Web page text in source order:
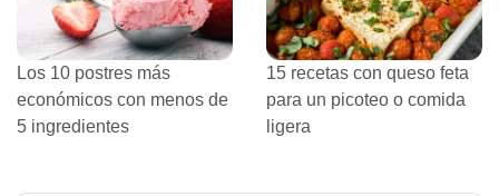
Los 10 postres más
económicos con menos de
5 ingredientes
15 recetas con queso feta
para un picoteo o comida
ligera